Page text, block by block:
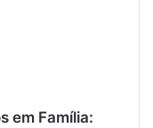
em Família: